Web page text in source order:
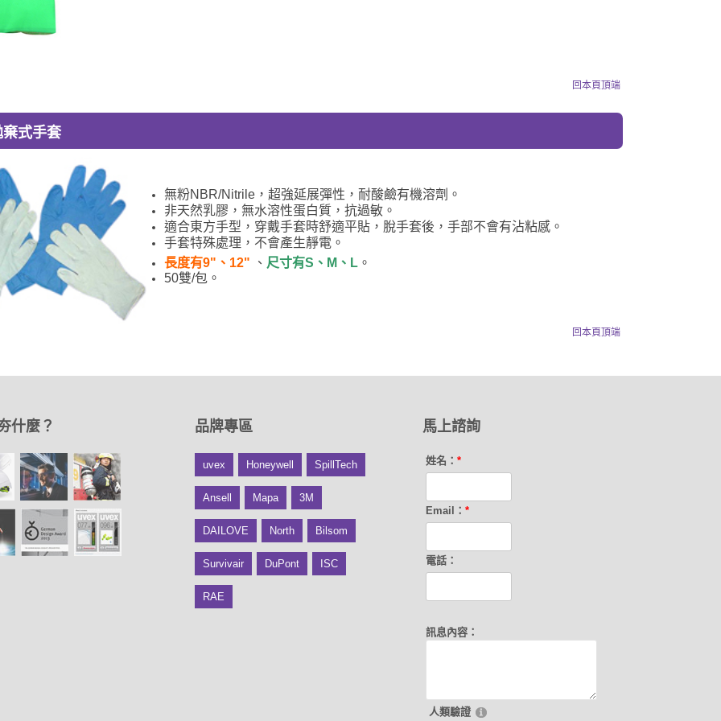
回本頁頂端
式手套
無粉NBR/Nitrile，超強延展彈性，耐酸鹼有機溶劑。
非天然乳膠，無水溶性蛋白質，抗過敏。
適合東方手型，穿戴手套時舒適平貼，脫手套後，手部不會有沾粘感。
手套特殊處理，不會產生靜電。
長度有9"、12"
、 尺寸有S、M、L 。
50雙/包。
回本頁頂端
什麼？ 品牌專區
uvex Honeywell SpillTech
Ansell Mapa 3M
DAILOVE North Bilsom
Survivair DuPont ISC
RAE
馬上諮詢
姓名：*
Email：*
電話：
訊息內容：
人類驗證